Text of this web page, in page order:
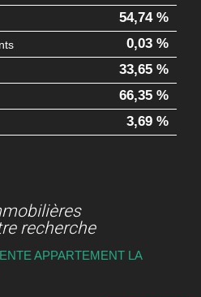
54,74 %
0,03 %
33,65 %
66,35 %
3,69 %
recherche
APPARTEMENT LA